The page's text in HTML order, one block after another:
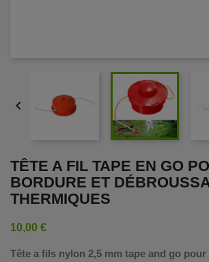

TÊTE A FIL TAPE EN GO
BORDURE ET
THERMIQUES
10,00 €
Tête a fils nylon 2,5 mm tape and go